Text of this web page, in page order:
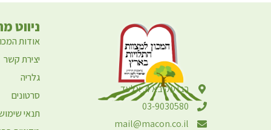
רבי עקיבא 4, אלעד
03-9030580
mail@macon.co.il
ניווט
אודות
יצירת קשר
גלריה
סרטונים
תנאי